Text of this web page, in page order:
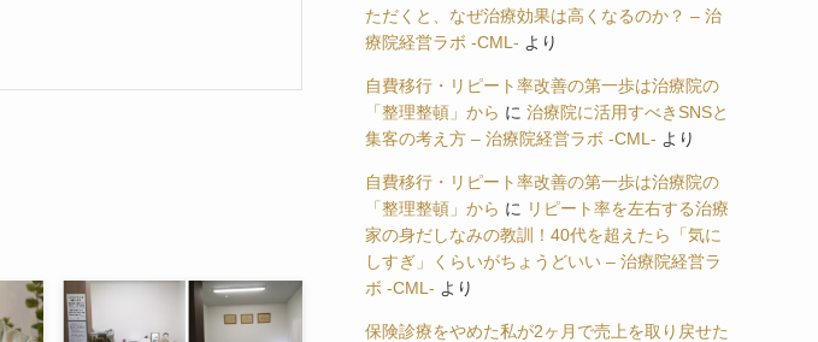
ただくと、なぜ治療効果は高くなるのか？ – 治
療院経営ラボ -CML- より
自費移行・リピート率改善の第一歩は治療院の
「整理整頓」から に 治療院に活用すべきSNSと
集客の考え方 – 治療院経営ラボ -CML- より
自費移行・リピート率改善の第一歩は治療院の
「整理整頓」から に リピート率を左右する治療
家の身だしなみの教訓！40代を超えたら「気に
しすぎ」くらいがちょうどいい – 治療院経営ラ
ボ -CML- より
保険診療をやめた私が2ヶ月で売上を取り戻せた